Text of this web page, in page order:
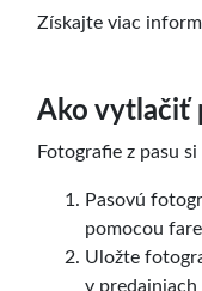
Získajte viac
Ako vytlačiť
Fotografie z pasu
Pasovú
pomocou
Uložte
v